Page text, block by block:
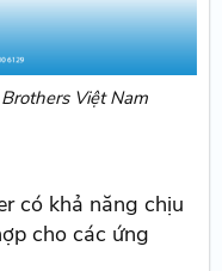
Việt Nam
có khả năng chịu
cho các ứng